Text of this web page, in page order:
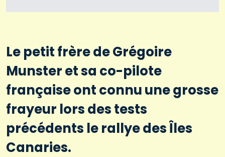
Le petit frère de Grégoire
Munster et sa co-pilote
française ont connu une grosse
frayeur lors des tests
précédents le rallye des Îles
Canaries.